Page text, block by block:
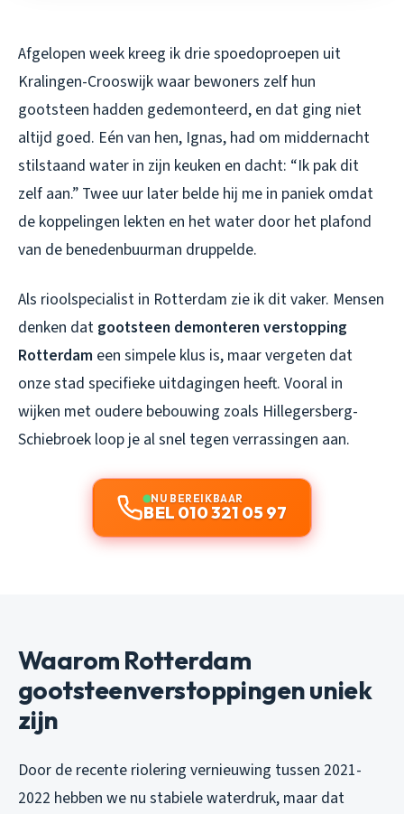
Afgelopen week kreeg ik drie spoedoproepen uit
Kralingen-Crooswijk waar bewoners zelf hun
gootsteen hadden gedemonteerd, en dat ging niet
altijd goed. Eén van hen, Ignas, had om middernacht
stilstaand water in zijn keuken en dacht: “Ik pak dit
zelf aan.” Twee uur later belde hij me in paniek omdat
de koppelingen lekten en het water door het plafond
van de benedenbuurman druppelde.
Als rioolspecialist in Rotterdam zie ik dit vaker. Mensen
denken dat gootsteen demonteren verstopping
Rotterdam een simpele klus is, maar vergeten dat
onze stad specifieke uitdagingen heeft. Vooral in
wijken met oudere bebouwing zoals Hillegersberg-
Schiebroek loop je al snel tegen verrassingen aan.
NU BEREIKBAAR
BEL 010 321 05 97
Waarom Rotterdam
gootsteenverstoppingen uniek
zijn
Door de recente riolering vernieuwing tussen 2021-
2022 hebben we nu stabiele waterdruk, maar dat